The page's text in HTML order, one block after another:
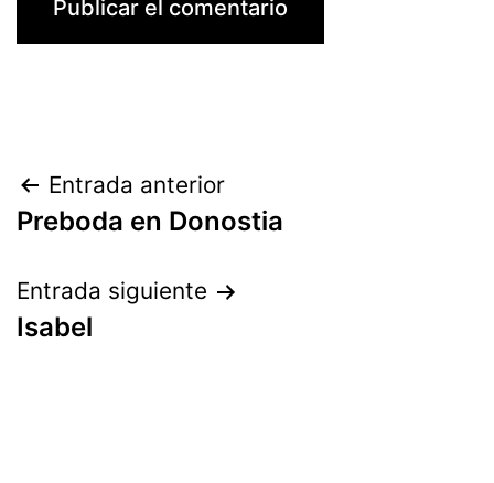
Navegación
de
entradas
Entrada anterior
Preboda en Donostia
Entrada siguiente
Isabel